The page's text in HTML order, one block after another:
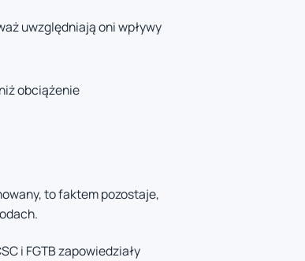
uwzględniają oni wpływy
obciążenie
to faktem pozostaje,
i FGTB zapowiedziały